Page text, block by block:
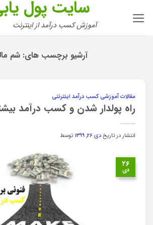
سایت پول
آموزش کسب درآمد از اینترنت
آرشیو برچسب های: شم
مقالات آموزشی کسب درآمد اینترنتی
راه پولدار شدن و کسب درآمد
انتشار در تاریخدی ۲۶, ۱۳۹۹ توسط
۲۶
دی